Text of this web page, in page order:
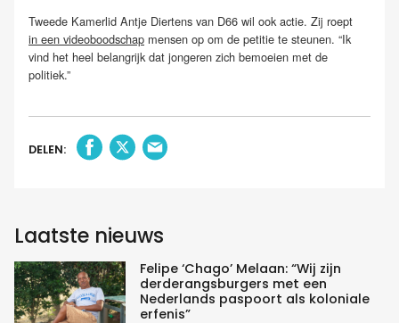
Tweede Kamerlid Antje Diertens van D66 wil ook actie. Zij roept
in een videoboodschap mensen op om de petitie te steunen. “Ik
vind het heel belangrijk dat jongeren zich bemoeien met de
politiek.”
DELEN:
Laatste nieuws
Felipe ‘Chago’ Melaan: “Wij zijn
derderangsburgers met een
Nederlands paspoort als koloniale
erfenis”